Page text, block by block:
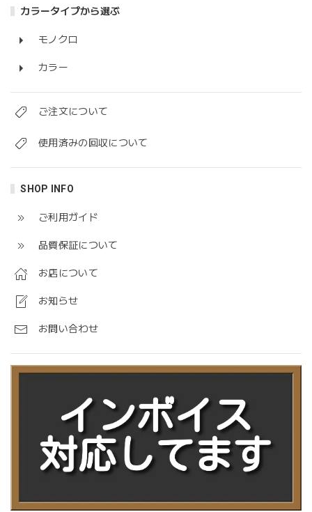
カラータイプから選ぶ
モノクロ
カラー
ご注文について
使用済みの回収について
SHOP INFO
ご利用ガイド
品質保証について
お店について
お知らせ
お問い合わせ